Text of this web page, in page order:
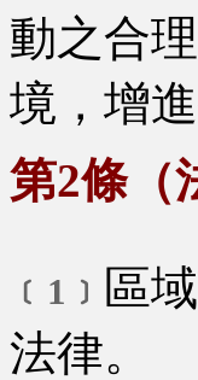
動之合
境，增
第2條（
﹝1﹞ 區
法律。